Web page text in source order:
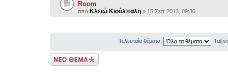
Room
από Κλειώ Κιούλπαλη » 15 Σεπ 2013, 09:30
Τελευταία θέματα:
Δημιουργία νέου
θέματος